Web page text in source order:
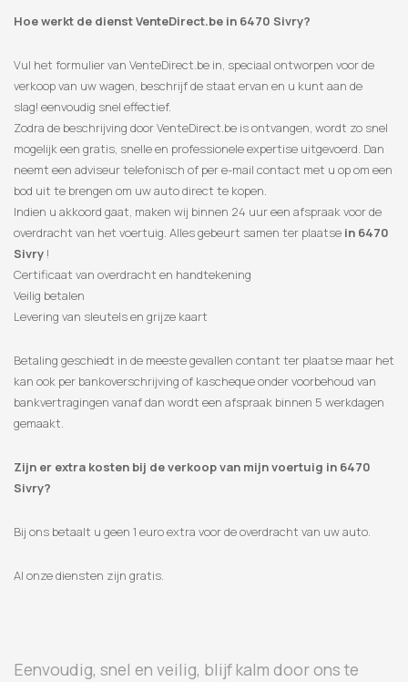
Hoe werkt de dienst VenteDirect.be in 6470 Sivry?
Vul het formulier van VenteDirect.be in, speciaal ontworpen voor de
verkoop van uw wagen, beschrijf de staat ervan en u kunt aan de
slag! eenvoudig snel effectief.
Zodra de beschrijving door VenteDirect.be is ontvangen, wordt zo snel
mogelijk een gratis, snelle en professionele expertise uitgevoerd. Dan
neemt een adviseur telefonisch of per e-mail contact met u op om een
​​bod uit te brengen om uw auto direct te kopen.
Indien u akkoord gaat, maken wij binnen 24 uur een afspraak voor de
overdracht van het voertuig. Alles gebeurt samen ter plaatse in 6470
Sivry !
Certificaat van overdracht en handtekening
Veilig betalen
Levering van sleutels en grijze kaart
Betaling geschiedt in de meeste gevallen contant ter plaatse maar het
kan ook per bankoverschrijving of kascheque onder voorbehoud van
bankvertragingen vanaf dan wordt een afspraak binnen 5 werkdagen
gemaakt.
Zijn er extra kosten bij de verkoop van mijn voertuig in 6470
Sivry?
Bij ons betaalt u geen 1 euro extra voor de overdracht van uw auto.
Al onze diensten zijn gratis.
Eenvoudig, snel en veilig, blijf kalm door ons te